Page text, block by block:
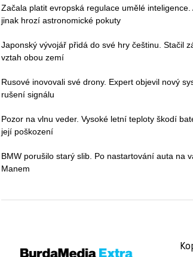
Začala platit evropská regulace umělé inteligence.
jinak hrozí astronomické pokuty
Japonský vývojář přidá do své hry češtinu. Stačil
vztah obou zemí
Rusové inovovali své drony. Expert objevil nový
rušení signálu
Pozor na vlnu veder. Vysoké letní teploty škodí
její poškození
BMW porušilo starý slib. Po nastartování auta na
Manem